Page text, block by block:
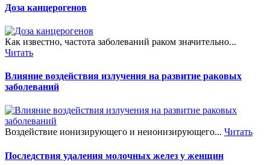
Доза канцерогенов
Как известно, частота заболеваний раком значительно...
Читать
Влияние воздействия излучения на развитие раковых
заболеваний
Воздействие ионизирующего и неионизирующего... Читать
Последствия удаления молочных желез у женщин